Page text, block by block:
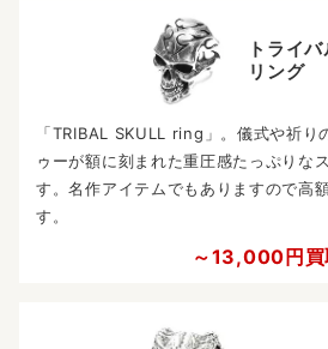
トライ
リング
「TRIBAL SKULL ring」。儀式や祈り
ゥーが額に刻まれた重圧感たっぷりな
す。名作アイテムでもありますので高
す。
～13,000円買